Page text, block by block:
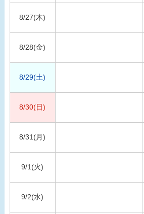
8/27(木)
8/28(金)
8/29(土)
8/30(日)
8/31(月)
9/1(火)
9/2(水)